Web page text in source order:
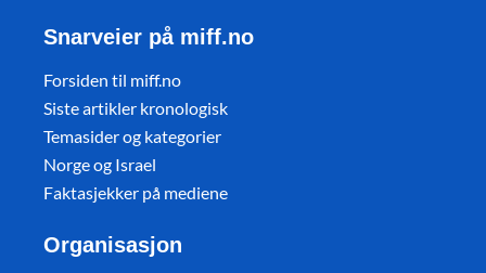
Snarveier på miff.no
Forsiden til miff.no
Siste artikler kronologisk
Temasider og kategorier
Norge og Israel
Faktasjekker på mediene
Organisasjon